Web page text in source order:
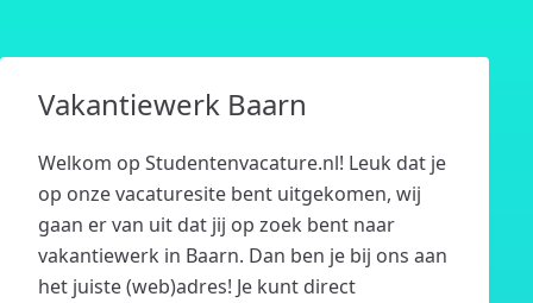
Vakantiewerk Baarn
Welkom op Studentenvacature.nl! Leuk dat je
op onze vacaturesite bent uitgekomen, wij
gaan er van uit dat jij op zoek bent naar
vakantiewerk in Baarn. Dan ben je bij ons aan
het juiste (web)adres! Je kunt direct